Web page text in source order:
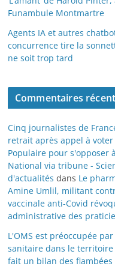
Funambule Montmartre
Agents IA et autres
concurrence tire la
ne soit trop tard
Commentaires
Cinq journalistes de
retrait après appel à
Populaire pour s'opposer
National via tribune -
d'actualités dans Le
Amine Umlil, militant
vaccinale anti-Covid
administrative des
L'OMS est préoccupée
sanitaire dans le
fait un bilan des flambées